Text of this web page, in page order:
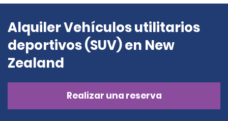
Alquiler Vehículos utilitarios
deportivos (SUV) en New
Zealand
Realizar una reserva